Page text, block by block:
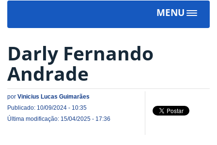
MENU
Toggle
Darly Fernando
Andrade
por Vinicius Lucas Guimarães
Publicado: 10/09/2024 - 10:35
Última modificação: 15/04/2025 - 17:36